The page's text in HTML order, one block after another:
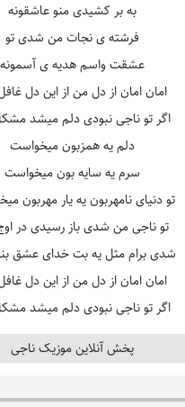
به بر کشیدی منو عاشقونه
فرشته ی نجات من شدی تو
عشقت واسم هدیه ی آسمونه
امان امان از دل من از این دل
اگر تو ناجی نبودی دلم میشد
دلم یه همزبون میخواست
سرم یه سایه بون میخواست
تو دنیای نامهربون یه یار مهربون
تو ناجی من شدی باز رسیدی در اوج
شدی برام مثل یه بت خدای عشق
امان امان از دل من از این دل
اگر تو ناجی نبودی دلم میشد
پخش آنلاین موزیک ناجی